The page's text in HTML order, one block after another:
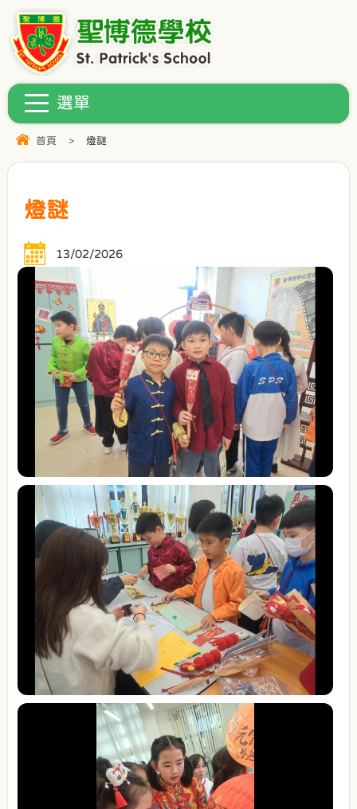
首頁 > 燈謎
燈謎
13/02/2026